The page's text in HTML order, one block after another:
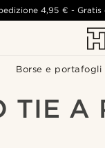
Borse e portafogli
4,95 € - Gratis
TIE A